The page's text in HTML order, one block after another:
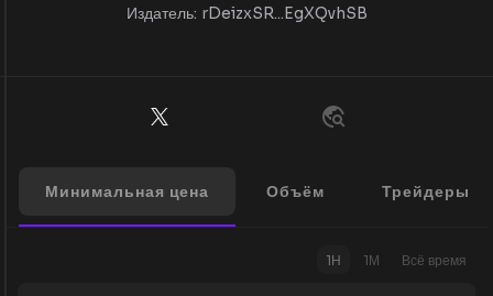
Издатель: rDeizxSR...EgXQvhSB
Минимальная цена Объём Трейдеры
1Н 1М Всё время